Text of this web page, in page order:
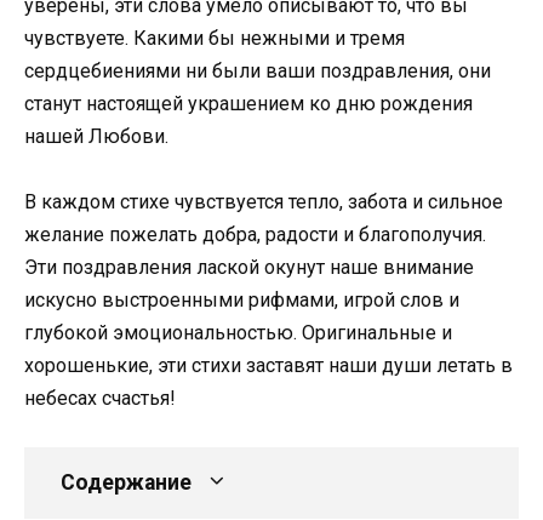
уверены, эти слова умело описывают то, что вы
чувствуете. Какими бы нежными и тремя
сердцебиениями ни были ваши поздравления, они
станут настоящей украшением ко дню рождения
нашей Любови.
В каждом стихе чувствуется тепло, забота и сильное
желание пожелать добра, радости и благополучия.
Эти поздравления лаской окунут наше внимание
искусно выстроенными рифмами, игрой слов и
глубокой эмоциональностью. Оригинальные и
хорошенькие, эти стихи заставят наши души летать в
небесах счастья!
Содержание